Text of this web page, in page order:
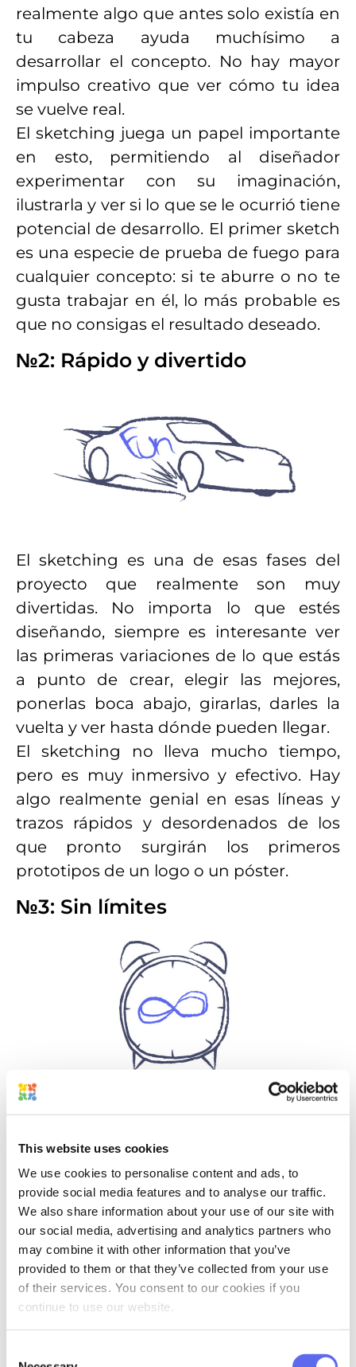
This website uses cookies
We use cookies to personalise content and ads, to
provide social media features and to analyse our traffic.
We also share information about your use of our site with
our social media, advertising and analytics partners who
may combine it with other information that you’ve
provided to them or that they’ve collected from your use
of their services. You consent to our cookies if you
continue to use our website.
realmente algo que antes solo existía en
tu cabeza ayuda muchísimo a
desarrollar el concepto. No hay mayor
impulso creativo que ver cómo tu idea
se vuelve real.
El sketching juega un papel importante
en esto, permitiendo al diseñador
experimentar con su imaginación,
ilustrarla y ver si lo que se le ocurrió tiene
potencial de desarrollo. El primer sketch
es una especie de prueba de fuego para
cualquier concepto: si te aburre o no te
gusta trabajar en él, lo más probable es
que no consigas el resultado deseado.
№2: Rápido y divertido
El sketching es una de esas fases del
proyecto que realmente son muy
divertidas. No importa lo que estés
diseñando, siempre es interesante ver
las primeras variaciones de lo que estás
a punto de crear, elegir las mejores,
ponerlas boca abajo, girarlas, darles la
vuelta y ver hasta dónde pueden llegar.
El sketching no lleva mucho tiempo,
pero es muy inmersivo y efectivo. Hay
algo realmente genial en esas líneas y
trazos rápidos y desordenados de los
que pronto surgirán los primeros
prototipos de un logo o un póster.
№3: Sin límites
El sketching te permite hacer
cualquier momento y en cualquier lugar.
Literalmente no hay límites, y el único
límite es hasta dónde puede llegar tu
imaginación siguiendo el concepto que
has creado.
No necesitas mucho, realmente:
cualquier cosa, desde un bolígrafo y una